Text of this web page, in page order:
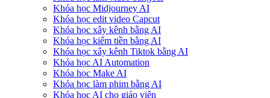
Khóa học Midjourney AI
Khóa học edit video Capcut
Khóa học xây kênh bằng AI
Khóa học kiếm tiền bằng AI
Khóa học xây kênh Tiktok bằng AI
Khóa học AI Automation
Khóa học Make AI
Khóa học làm phim bằng AI
Khóa học AI cho giáo viên